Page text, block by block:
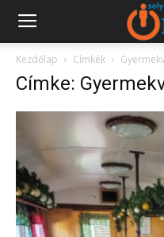
Kezdőlap Címkék
Címke: